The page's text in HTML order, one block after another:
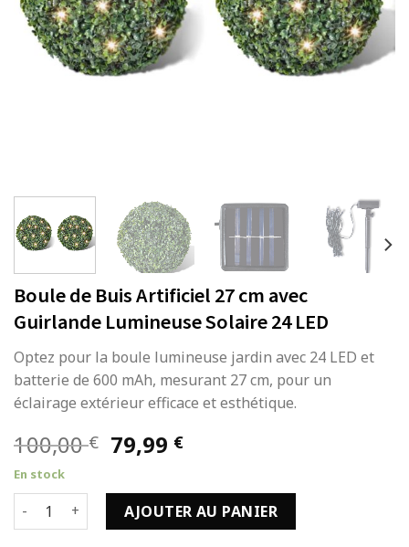
Boule de Buis Artificiel 27 cm avec
Guirlande Lumineuse Solaire 24 LED
Optez pour la boule lumineuse jardin avec 24 LED et
batterie de 600 mAh, mesurant 27 cm, pour un
éclairage extérieur efficace et esthétique.
100,00€ Le
prix
initial
était :
100,00 €.
79,99 €Le
actuel
est :
79,99 €.
En stock
quantité de Boule de Buis Artificiel 27 cm avec Guirlande
AJOUTER AU PANIER